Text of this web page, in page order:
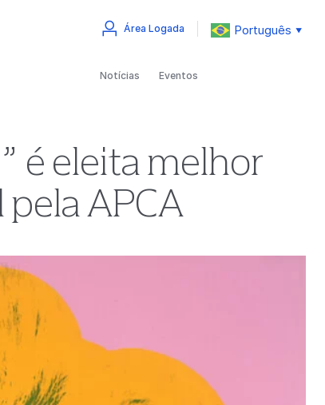
Área Logada Português ▼
Notícias Eventos
é eleita melhor
APCA